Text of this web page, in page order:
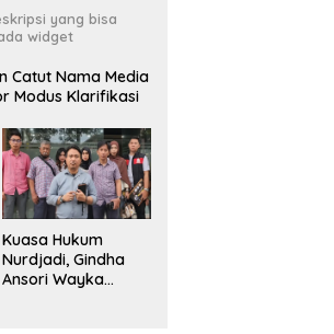
yang bisa
widget
Catut Nama Media
Modus Klarifikasi
Kuasa Hukum
Nurdjadi, Gindha
Ansori Wayka